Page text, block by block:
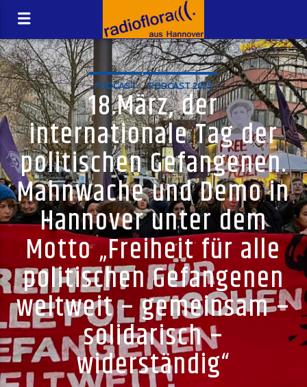
PODCAST PODCAST 2025
18.März, der
internationale Tag der
politischen Gefangenen.
Mahnwache und Demo in
Hannover unter dem
Motto „Freiheit für alle
politischen Gefangenen
weltweit – gemeinsam –
solidarisch –
widerständig“